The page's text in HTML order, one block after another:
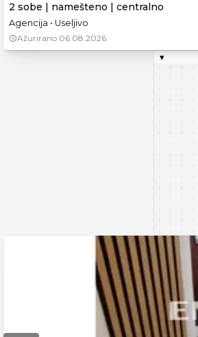
2 sobe | namešteno | centralno
Agencija • Useljivo
Ažurirano 06.08.2026.
▾